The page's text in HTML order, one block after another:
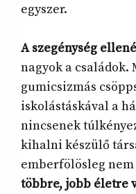
egyszer.
A szegénység
nagyok a családok.
gumicsizmás
iskolástáskával a
nincsenek
kihalni készülő
emberfölösleg
többre, jobb életre